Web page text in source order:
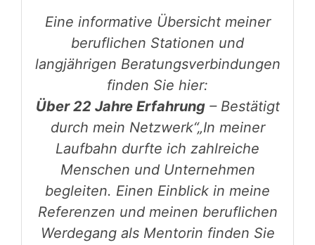
Eine informative Übersicht meiner
beruflichen Stationen und
langjährigen Beratungsverbindungen
finden Sie hier:
Über 22 Jahre Erfahrung– Bestätigt
durch mein Netzwerk“„In meiner
Laufbahn durfte ich zahlreiche
Menschen und Unternehmen
begleiten. Einen Einblick in meine
Referenzen und meinen beruflichen
Werdegang als Mentorin finden Sie